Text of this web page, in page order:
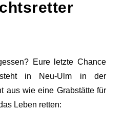
Eure letzte Chance
in Neu-Ulm in der
aus wie eine Grabstätte für
Leben retten: